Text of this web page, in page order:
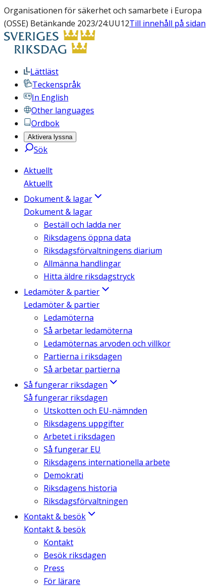
Organisationen för säkerhet och samarbete i Europa
(OSSE) Betänkande 2023/24:UU12Till innehåll på sidan
Lättläst
Teckenspråk
In English
Other languages
Ordbok
Aktivera lyssna
Sök
Aktuellt
Aktuellt
Dokument & lagar
Dokument & lagar
Beställ och ladda ner
Riksdagens öppna data
Riksdagsförvaltningens diarium
Allmänna handlingar
Hitta äldre riksdagstryck
Ledamöter & partier
Ledamöter & partier
Ledamöterna
Så arbetar ledamöterna
Ledamöternas arvoden och villkor
Partierna i riksdagen
Så arbetar partierna
Så fungerar riksdagen
Så fungerar riksdagen
Utskotten och EU-nämnden
Riksdagens uppgifter
Arbetet i riksdagen
Så fungerar EU
Riksdagens internationella arbete
Demokrati
Riksdagens historia
Riksdagsförvaltningen
Kontakt & besök
Kontakt & besök
Kontakt
Besök riksdagen
Press
För lärare